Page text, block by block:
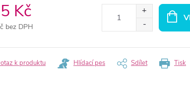
Kč
bez DPH
Tisk
k produktu Hlídací pes Sdílet